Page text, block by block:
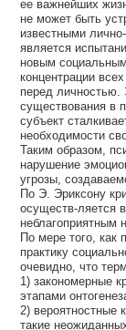
ее важнейших
не может быть
известными
является
новым
концентрации
перед личностью.
существования в
субъект
необходимости
Таким образом,
нарушение
угрозы,
По Э. Эриксону
осуществ-ляется
неблагоприятным
По мере того, как
практику
очевидно, что
1) закономерные
этапами
2) вероятностные
такие